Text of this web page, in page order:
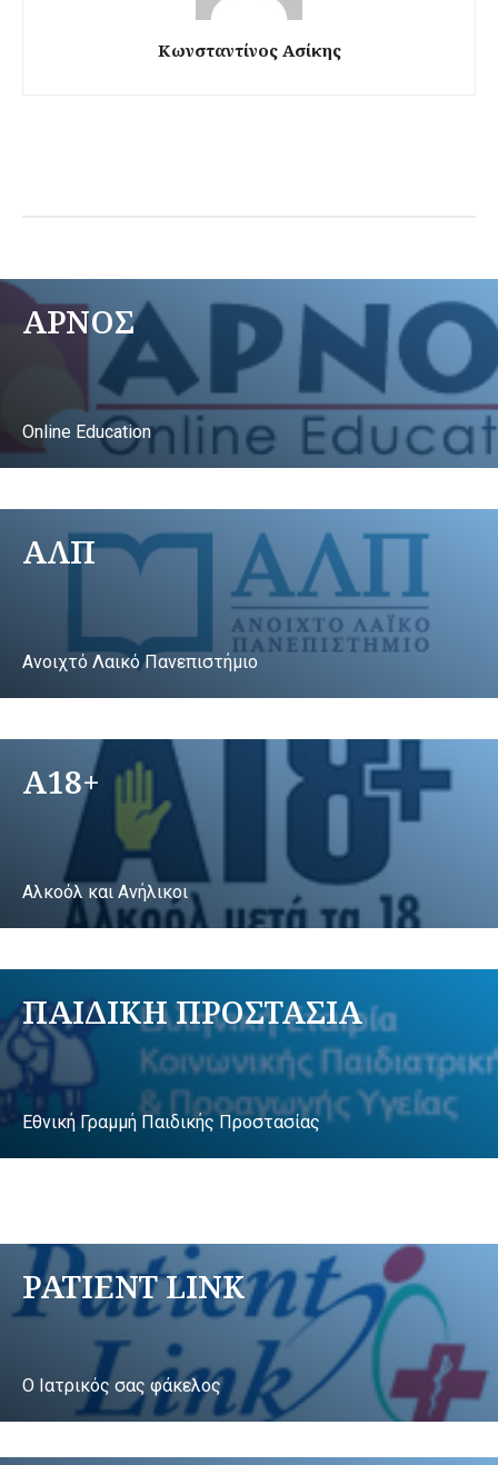
Κωνσταντίνος Ασίκης
ΑΡΝΟΣ
Online Education
ΑΛΠ
Ανοιχτό Λαικό Πανεπιστήμιο
A18+
Αλκοόλ και Ανήλικοι
ΠΑΙΔΙΚΗ ΠΡΟΣΤΑΣΙΑ
Εθνική Γραμμή Παιδικής Προστασίας
PATIENT LINK
Ο Ιατρικός σας φάκελος